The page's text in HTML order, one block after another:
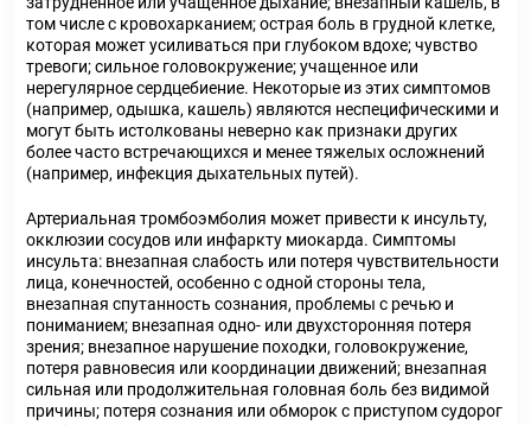
том числе с кровохарканием; острая боль в грудной клетке,
которая может усиливаться при глубоком вдохе; чувство
тревоги; сильное головокружение; учащенное или
нерегулярное сердцебиение. Некоторые из этих симптомов
(например, одышка, кашель) являются неспецифическими и
могут быть истолкованы неверно как признаки других
более часто встречающихся и менее тяжелых осложнений
(например, инфекция дыхательных путей).
Артериальная тромбоэмболия может привести к инсульту,
окклюзии сосудов или инфаркту миокарда. Симптомы
инсульта: внезапная слабость или потеря чувствительности
лица, конечностей, особенно с одной стороны тела,
внезапная спутанность сознания, проблемы с речью и
пониманием; внезапная одно- или двухсторонняя потеря
зрения; внезапное нарушение походки, головокружение,
потеря равновесия или координации движений; внезапная
сильная или продолжительная головная боль без видимой
причины; потеря сознания или обморок с приступом судорог